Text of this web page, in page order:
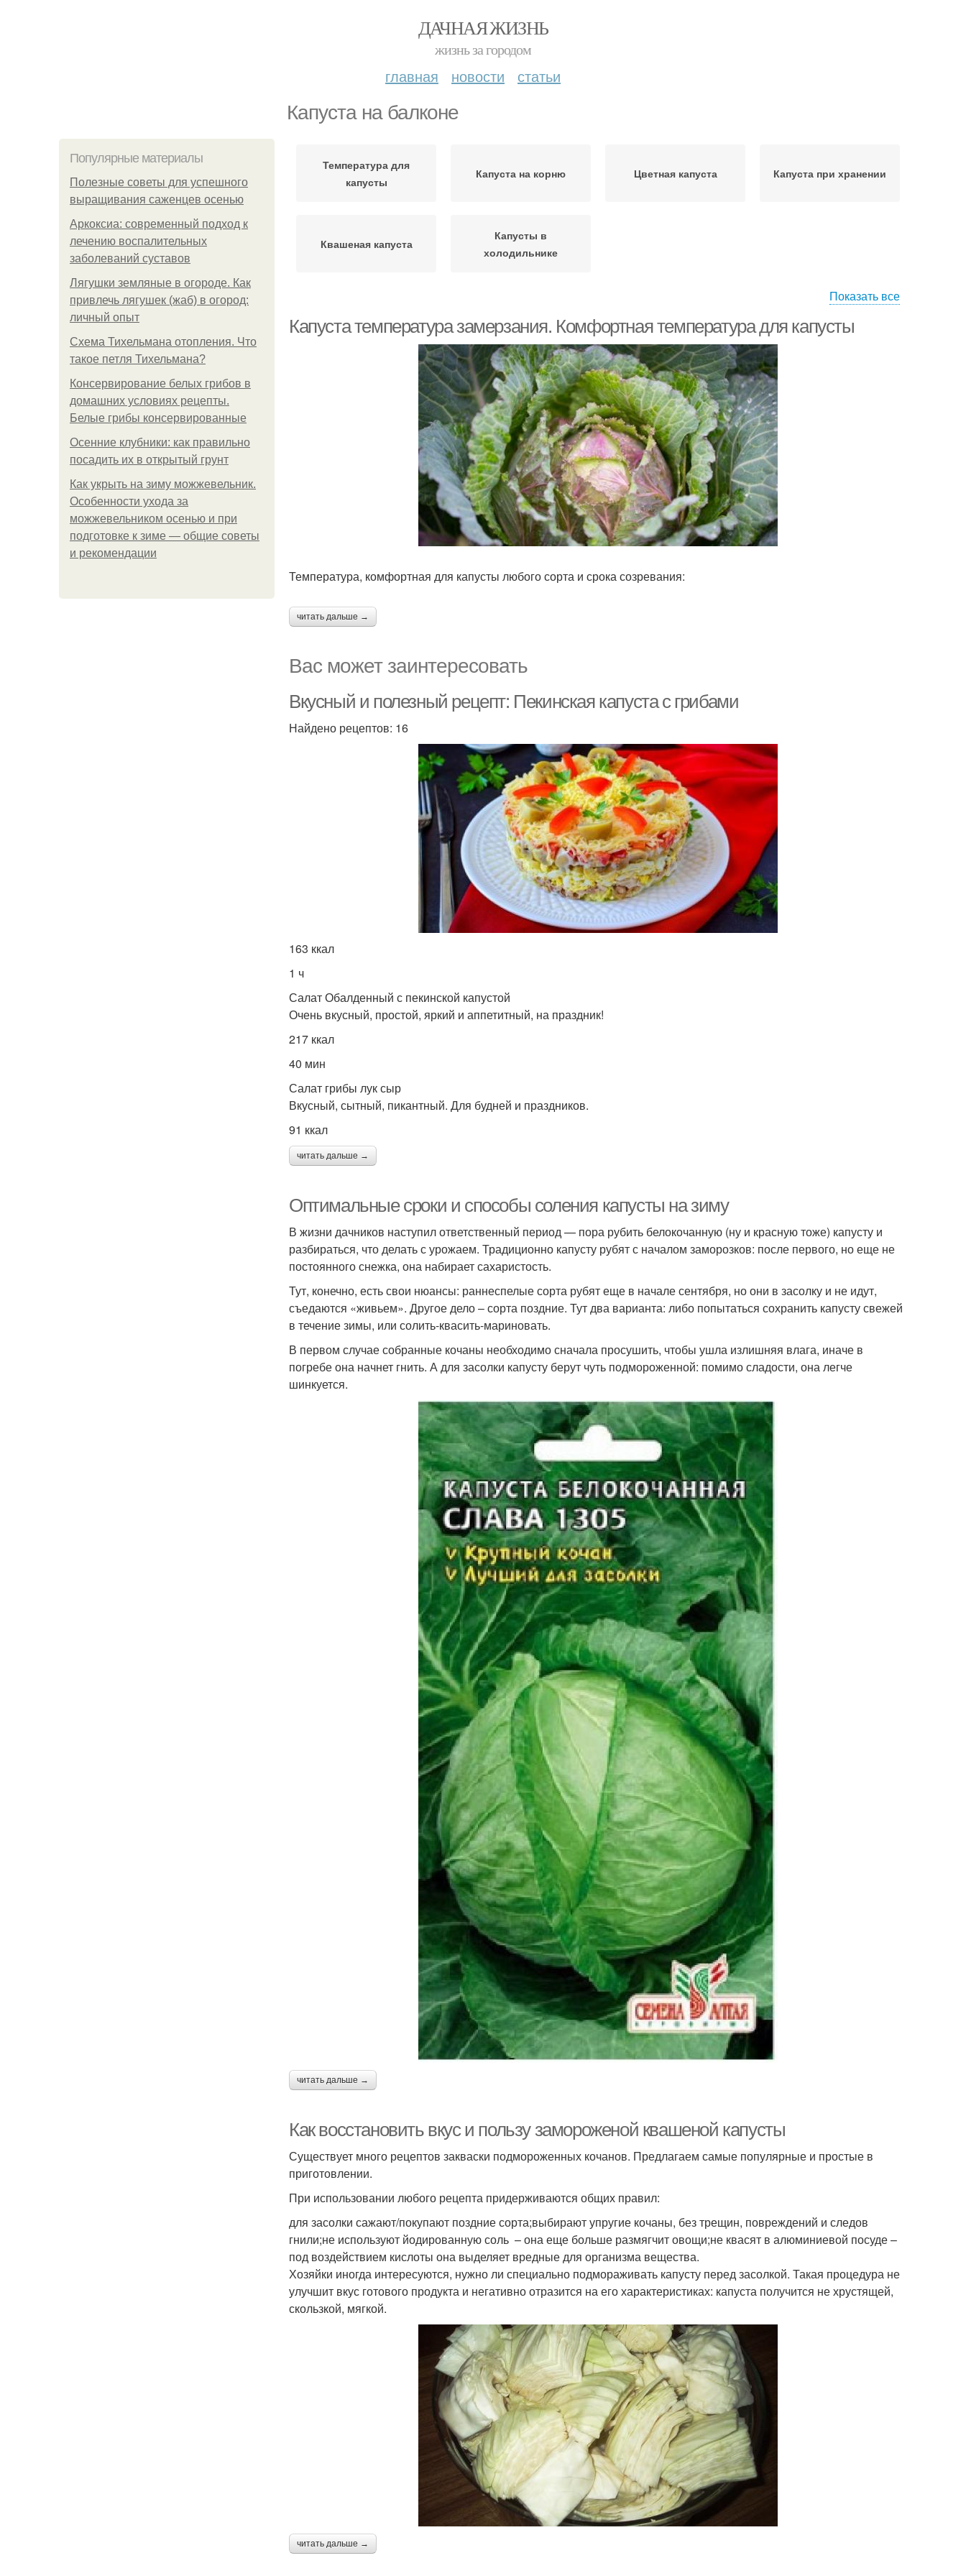
ДАЧНАЯ ЖИЗНЬ
жизнь за городом
главная новости статьи
Капуста на балконе
Популярные материалы
Полезные советы для успешного
выращивания саженцев осенью
Аркоксиа: современный подход к
лечению воспалительных
заболеваний суставов
Лягушки земляные в огороде. Как
привлечь лягушек (жаб) в огород:
личный опыт
Схема Тихельмана отопления. Что
такое петля Тихельмана?
Консервирование белых грибов в
домашних условиях рецепты.
Белые грибы консервированные
Осенние клубники: как правильно
посадить их в открытый грунт
Как укрыть на зиму можжевельник.
Особенности ухода за
можжевельником осенью и при
подготовке к зиме — общие советы
и рекомендации
Температура для
капусты
Капуста на корню Цветная капуста Капуста при хранении
Квашеная капуста
Капусты в
холодильнике
Показать все
Капуста температура замерзания. Комфортная температура для капусты
Температура, комфортная для капусты любого сорта и срока созревания:
читать дальше →
Вас может заинтересовать
Вкусный и полезный рецепт: Пекинская капуста с грибами
Найдено рецептов: 16
163 ккал
1 ч
Салат Обалденный с пекинской капустой
Очень вкусный, простой, яркий и аппетитный, на праздник!
217 ккал
40 мин
Салат грибы лук сыр
Вкусный, сытный, пикантный. Для будней и праздников.
91 ккал
читать дальше →
Оптимальные сроки и способы соления капусты на зиму
В жизни дачников наступил ответственный период — пора рубить белокочанную (ну и красную тоже) капусту и
разбираться, что делать с урожаем. Традиционно капусту рубят с началом заморозков: после первого, но еще не
постоянного снежка, она набирает сахаристость.
Тут, конечно, есть свои нюансы: раннеспелые сорта рубят еще в начале сентября, но они в засолку и не идут,
съедаются «живьем». Другое дело – сорта поздние. Тут два варианта: либо попытаться сохранить капусту свежей
в течение зимы, или солить-квасить-мариновать.
В первом случае собранные кочаны необходимо сначала просушить, чтобы ушла излишняя влага, иначе в
погребе она начнет гнить. А для засолки капусту берут чуть подмороженной: помимо сладости, она легче
шинкуется.
читать дальше →
Как восстановить вкус и пользу замороженой квашеной капусты
Существует много рецептов закваски подмороженных кочанов. Предлагаем самые популярные и простые в
приготовлении.
При использовании любого рецепта придерживаются общих правил:
для засолки сажают/покупают поздние сорта;выбирают упругие кочаны, без трещин, повреждений и следов
гнили;не используют йодированную соль – она еще больше размягчит овощи;не квасят в алюминиевой посуде –
под воздействием кислоты она выделяет вредные для организма вещества.
Хозяйки иногда интересуются, нужно ли специально подмораживать капусту перед засолкой. Такая процедура не
улучшит вкус готового продукта и негативно отразится на его характеристиках: капуста получится не хрустящей,
скользкой, мягкой.
читать дальше →